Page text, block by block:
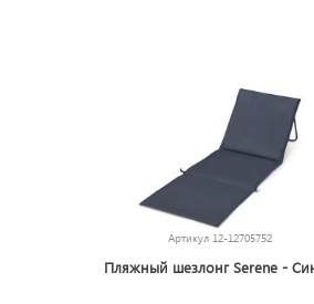
Артикул 12-12705752
Пляжный шезлонг Serene -